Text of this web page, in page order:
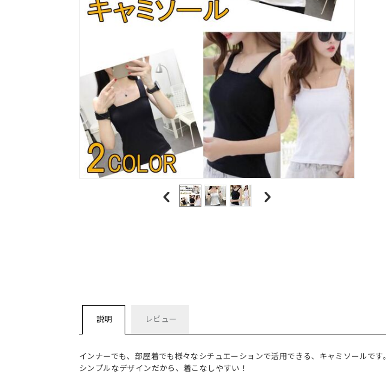
説明 レビュー
インナーでも、部屋着でも様々なシチュエーションで活用できる、キャミソールです。
シンプルなデザインだから、着こなしやすい！